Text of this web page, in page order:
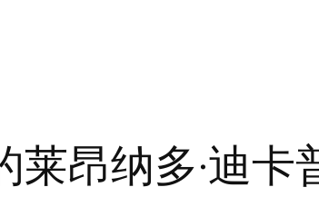
莱昂纳多·迪卡